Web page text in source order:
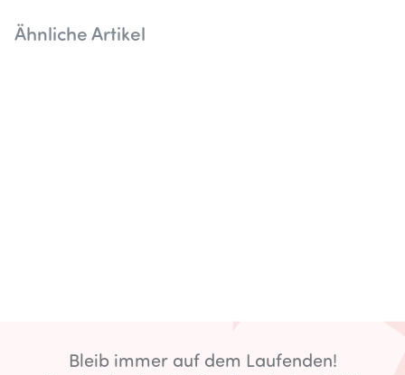
Ähnliche Artikel
Bleib immer auf dem Laufenden!